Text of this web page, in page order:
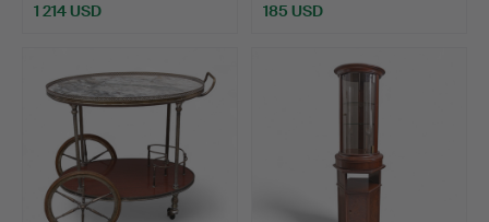
1 214 USD 185 USD